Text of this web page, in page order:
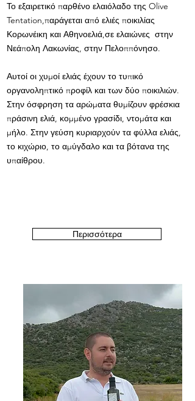
Το εξαιρετικό παρθένο ελαιόλαδο της Olive
Tentation,παράγεται από ελιές ποικιλίας
Κορωνέικη και Αθηνοελιά,σε ελαιώνες στην
Νεάπολη Λακωνίας, στην Πελοππόνησο.
Αυτοί οι χυμοί ελιάς έχουν το τυπικό
οργανοληπτικό προφίλ και των δύο ποικιλιών.
Στην όσφρηση τα αρώματα θυμίζουν φρέσκια
πράσινη ελιά, κομμένο γρασίδι, ντομάτα και
μήλο. Στην γεύση κυριαρχούν τα φύλλα ελιάς,
το κιχώριο, το αμύγδαλο και τα βότανα της
υπαίθρου.
Περισσότερα